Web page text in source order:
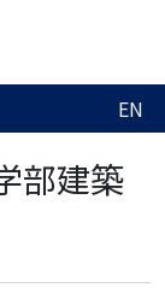
EN
部建築